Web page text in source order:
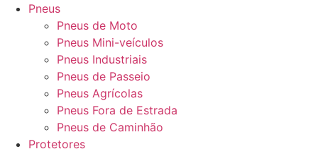
Pneus
Pneus de Moto
Pneus Mini-veículos
Pneus Industriais
Pneus de Passeio
Pneus Agrícolas
Pneus Fora de Estrada
Pneus de Caminhão
Protetores